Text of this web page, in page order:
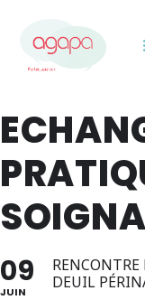
09
JUIN
DEUIL